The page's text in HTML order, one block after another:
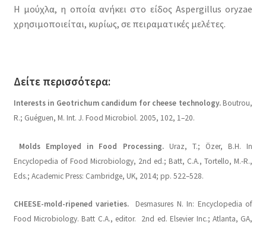
Η μούχλα, η οποία ανήκει στο είδος Aspergillus oryzae
χρησιμοποιείται, κυρίως, σε πειραματικές μελέτες.
Δείτε περισσότερα:
Interests in Geotrichum candidum for cheese technology.Boutrou,
R.; Guéguen, M. Int. J. Food Microbiol. 2005, 102, 1–20.
Molds Employed in Food Processing.Uraz, T.; Özer, B.H. In
Encyclopedia of Food Microbiology, 2nd ed.; Batt, C.A., Tortello, M.-R.,
Eds.; Academic Press: Cambridge, UK, 2014; pp. 522–528.
CHEESE-mold-ripened varieties. Desmasures N. In: Encyclopedia of
Food Microbiology. Batt C.A., editor. 2nd ed. Elsevier Inc.; Atlanta, GA,